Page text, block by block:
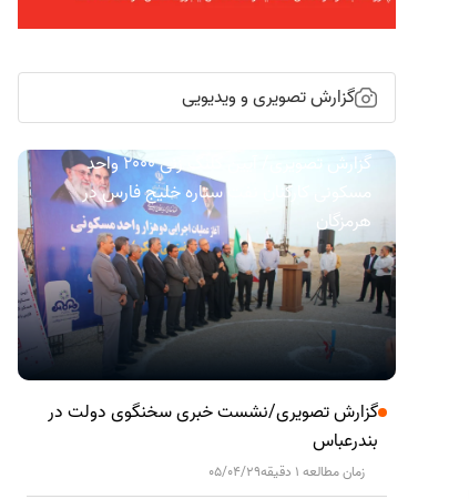
گزارش تصویری و ویدیویی
گزارش تصویری/ آیین کلنگ زنی ۲۰۰۰ واحد
مسکونی کارکنان نفت ستاره خلیج فارس در
هرمزگان
گزارش تصویری/نشست خبری سخنگوی دولت در
بندرعباس
زمان مطالعه 1 دقیقه 05/04/29